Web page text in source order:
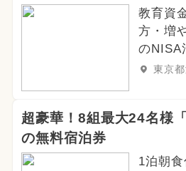
教育資
方・増
のNISA
東京
超豪華！8組最大24名様
の無料宿泊券
1泊朝